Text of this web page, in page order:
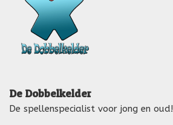
De Dobbelkelder
De spellenspecialist voor jong en oud!